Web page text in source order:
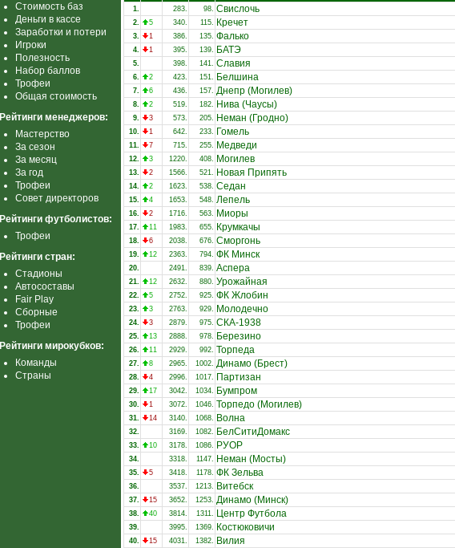
Стоимость баз
Деньги в кассе
Заработки и потери
Игроки
Полезность
Набор баллов
Трофеи
Общая стоимость
Рейтинги менеджеров:
Мастерство
За сезон
За месяц
За год
Трофеи
Совет директоров
Рейтинги футболистов:
Трофеи
Рейтинги стран:
Стадионы
Автосоставы
Fair Play
Сборные
Трофеи
Рейтинги мирокубков:
Команды
Страны
1. 283. 98. Свислочь
2.
5 340. 115. Кречет
3.
1 386. 135. Фалько
4.
1 395. 139. БАТЭ
5.
398. 141. Славия
6.
2 423. 151. Белшина
7.
6 436. 157. Днепр (Могилев)
8.
2 519. 182. Нива (Чаусы)
9.
3 573. 205. Неман (Гродно)
10.
1 642. 233. Гомель
11.
7 715. 255. Медведи
12.
3 1220. 408. Могилев
13.
2 1566. 521. Новая Припять
14.
2 1623. 538. Седан
15.
4 1653. 548. Лепель
16.
2 1716. 563. Миоры
17.
11 1983. 655. Крумкачы
18.
6 2038. 676. Сморгонь
19.
12 2363. 794. ФК Минск
20.
2491. 839. Аспера
21.
12 2632. 880. Урожайная
22.
5 2752. 925. ФК Жлобин
23.
3 2763. 929. Молодечно
24.
3 2879. 975. СКА-1938
25.
13 2888. 978. Березино
26.
11 2929. 992. Торпеда
27.
8 2965. 1002. Динамо (Брест)
28.
4 2996. 1017. Партизан
29.
17 3042. 1034. Бумпром
30.
1 3072. 1046. Торпедо (Могилев)
31.
14 3140. 1068. Волна
32.
3169. 1082. БелСитиДомакс
33.
10 3178. 1086. РУОР
34.
3318. 1147. Неман (Мосты)
35.
5 3418. 1178. ФК Зельва
36.
3537. 1213. Витебск
37.
15 3652. 1253. Динамо (Минск)
38.
40 3814. 1311. Центр Футбола
39.
3995. 1369. Костюковичи
40.
15 4031. 1382. Вилия